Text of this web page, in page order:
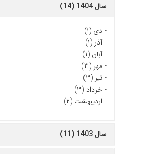
سال 1404 (14)
- دی (۱)
-آذر (۱)
-آبان (۱)
-مهر (۳)
-تیر (۳)
- خرداد (۳)
- اردیبهشت (۲)
سال 1403 (11)